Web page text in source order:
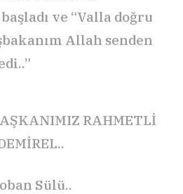
ve “Valla doğru
Allah senden
RAHMETLİ
Sülü..